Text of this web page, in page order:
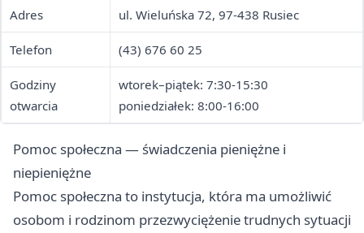
Adres ul. Wieluńska 72, 97-438 Rusiec
Telefon (43) 676 60 25
Godziny
otwarcia
wtorek–piątek: 7:30-15:30
poniedziałek: 8:00-16:00
Pomoc społeczna — świadczenia pieniężne i
niepieniężne
Pomoc społeczna to instytucja, która ma umożliwić
osobom i rodzinom przezwyciężenie trudnych sytuacji